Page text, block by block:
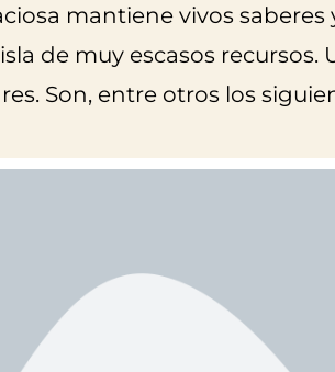
mantiene vivos
de muy escasos
Son, entre otros los